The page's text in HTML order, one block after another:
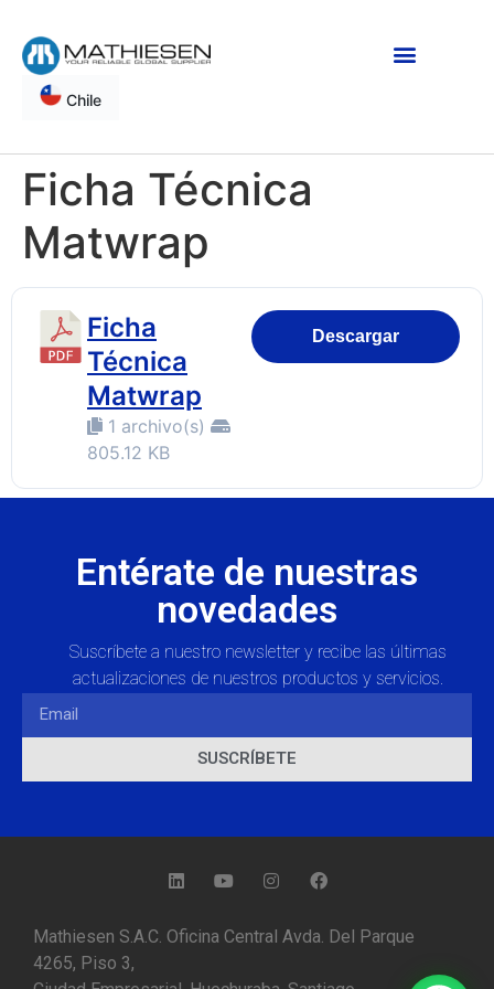
Chile
Ficha Técnica
Matwrap
Ficha
Técnica
Matwrap
1 archivo(s)
805.12 KB
Descargar
Entérate de nuestras
novedades
Suscríbete a nuestro newsletter y recibe las últimas
actualizaciones de nuestros productos y servicios.
SUSCRÍBETE
Mathiesen S.A.C. Oficina Central Avda. Del Parque
4265, Piso 3,